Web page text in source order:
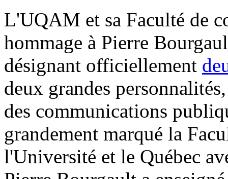
L'UQAM et sa Faculté de
hommage à Pierre
désignant officiellement
deux grandes
des communications
grandement marqué la
l'Université et le Québec